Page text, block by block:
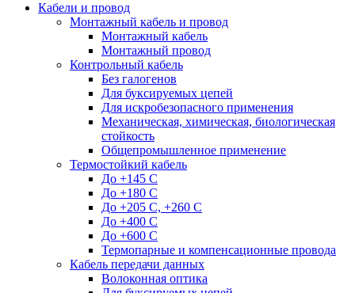
Кабели и провод
Монтажный кабель и провод
Монтажный кабель
Монтажный провод
Контрольный кабель
Без галогенов
Для буксируемых цепей
Для искробезопасного применения
Механическая, химическая, биологическая
стойкость
Общепромышленное применение
Термостойкий кабель
До +145 С
До +180 C
До +205 С, +260 С
До +400 C
До +600 С
Термопарные и компенсационные провода
Кабель передачи данных
Волоконная оптика